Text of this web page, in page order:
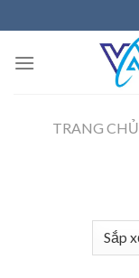
to
content
TRANG CHỦ